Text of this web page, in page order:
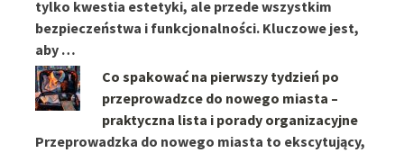
tylko kwestia estetyki, ale przede wszystkim
bezpieczeństwa i funkcjonalności. Kluczowe jest,
aby …
Co spakować na pierwszy tydzień po
przeprowadzce do nowego miasta –
praktyczna lista i porady organizacyjne
Przeprowadzka do nowego miasta to ekscytujący,